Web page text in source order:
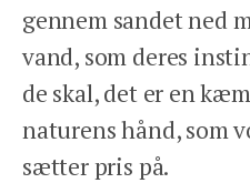
gennem sandet ned
vand, som deres
de skal, det er en
naturens hånd, som
sætter pris på.